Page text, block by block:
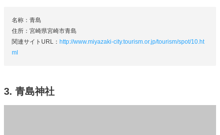
名称：青島
住所：宮崎県宮崎市青島
関連サイトURL： http://www.miyazaki-city.tourism.or.jp/tourism/spot/10.ht
ml
3. 青島神社